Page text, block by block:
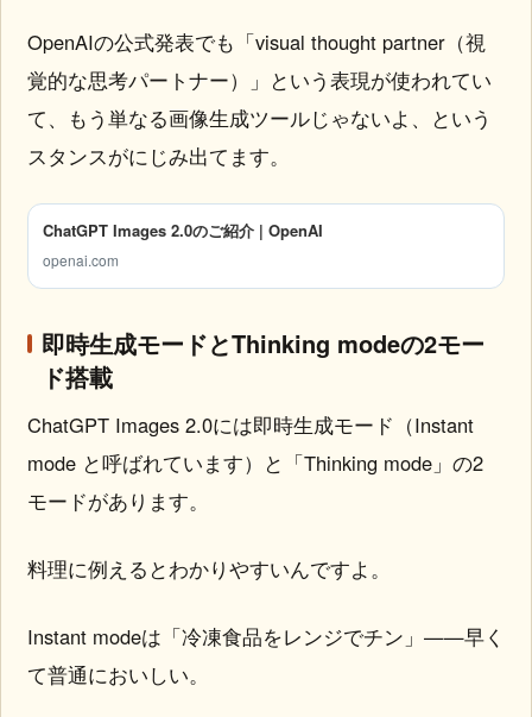
OpenAIの公式発表でも「visual thought partner（視
覚的な思考パートナー）」という表現が使われてい
て、もう単なる画像生成ツールじゃないよ、という
スタンスがにじみ出てます。
ChatGPT Images 2.0のご紹介 | OpenAI
openai.com
即時生成モードとThinking modeの2モー
ド搭載
ChatGPT Images 2.0には即時生成モード（Instant
mode と呼ばれています）と「Thinking mode」の2
モードがあります。
料理に例えるとわかりやすいんですよ。
Instant modeは「冷凍食品をレンジでチン」——早く
て普通においしい。